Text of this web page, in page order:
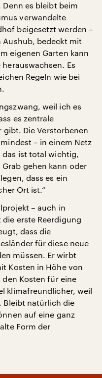
Denn es bleibt beim
verwandelte
beigesetzt werden –
Aushub, bedeckt mit
eigenen Garten kann
Es
Regeln wie bei
weil ich es
es zentrale
Die Verstorbenen
– in einem Netz
das ist total wichtig,
gehen kann oder
dass es ein
Ort ist.“
– auch in
erste Reerdigung
dass die
für diese neue
müssen. Er wirbt
Kosten in Höhe von
den Kosten für eine
klimafreundlicher, weil
Bleibt natürlich die
auf eine ganz
Form der